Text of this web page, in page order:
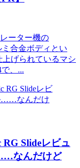
ーター機の
ミ合金ボディとい
げられているマシ
、...
Slideレビュ
なんだけど